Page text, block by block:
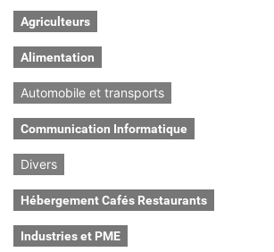
Agriculteurs
Alimentation
Automobile et transports
Communication Informatique
Divers
Hébergement Cafés Restaurants
Industries et PME